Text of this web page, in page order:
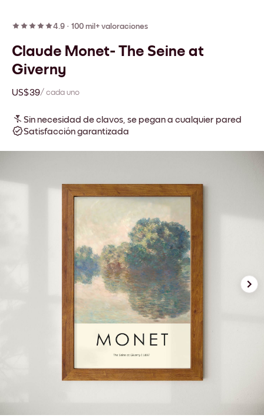
4.9 · 100 mil+ valoraciones
Claude Monet- The Seine at
Giverny
US$39/ cada uno
Sin necesidad de clavos, se pegan a cualquier pared
Satisfacción garantizada